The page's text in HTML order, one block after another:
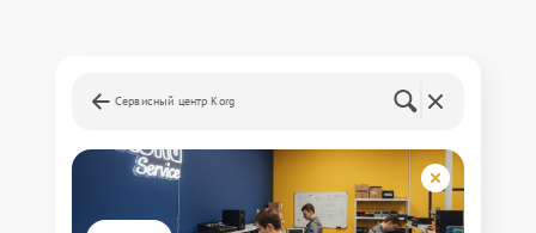
Сервисный центр Korg